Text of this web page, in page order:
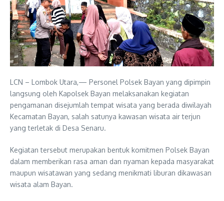
LCN – Lombok Utara,— Personel Polsek Bayan yang dipimpin
langsung oleh Kapolsek Bayan melaksanakan kegiatan
pengamanan disejumlah tempat wisata yang berada diwilayah
Kecamatan Bayan, salah satunya kawasan wisata air terjun
yang terletak di Desa Senaru.
Kegiatan tersebut merupakan bentuk komitmen Polsek Bayan
dalam memberikan rasa aman dan nyaman kepada masyarakat
maupun wisatawan yang sedang menikmati liburan dikawasan
wisata alam Bayan.